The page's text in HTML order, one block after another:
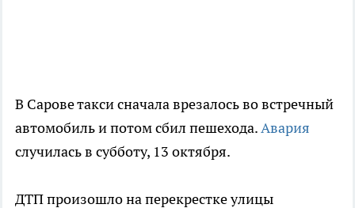
В Сарове такси сначала врезалось во встречный
автомобиль и потом сбил пешехода.Авария
случилась в субботу, 13 октября.
ДТП произошло на перекрестке улицы